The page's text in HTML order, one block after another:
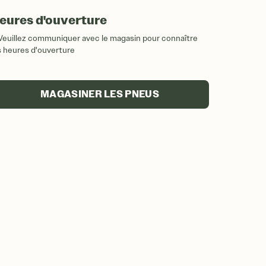
d'ouverture
communiquer avec le magasin pour connaître
heures d'ouverture
MAGASINER LES PNEUS